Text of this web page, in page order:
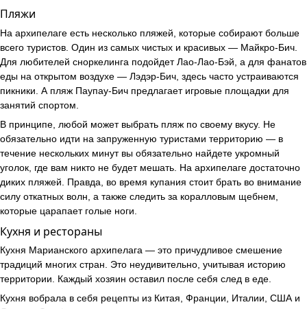
Пляжи
На архипелаге есть несколько пляжей, которые собирают больше
всего туристов. Один из самых чистых и красивых — Майкро-Бич.
Для любителей сноркелинга подойдет Лао-Лао-Бэй, а для фанатов
еды на открытом воздухе — Лэдэр-Бич, здесь часто устраиваются
пикники. А пляж Паупау-Бич предлагает игровые площадки для
занятий спортом.
В принципе, любой может выбрать пляж по своему вкусу. Не
обязательно идти на запруженную туристами территорию — в
течение нескольких минут вы обязательно найдете укромный
уголок, где вам никто не будет мешать. На архипелаге достаточно
диких пляжей. Правда, во время купания стоит брать во внимание
силу откатных волн, а также следить за коралловым щебнем,
которые царапает голые ноги.
Кухня и рестораны
Кухня Марианского архипелага — это причудливое смешение
традиций многих стран. Это неудивительно, учитывая историю
территории. Каждый хозяин оставил после себя след в еде.
Кухня вобрала в себя рецепты из Китая, Франции, Италии, США и